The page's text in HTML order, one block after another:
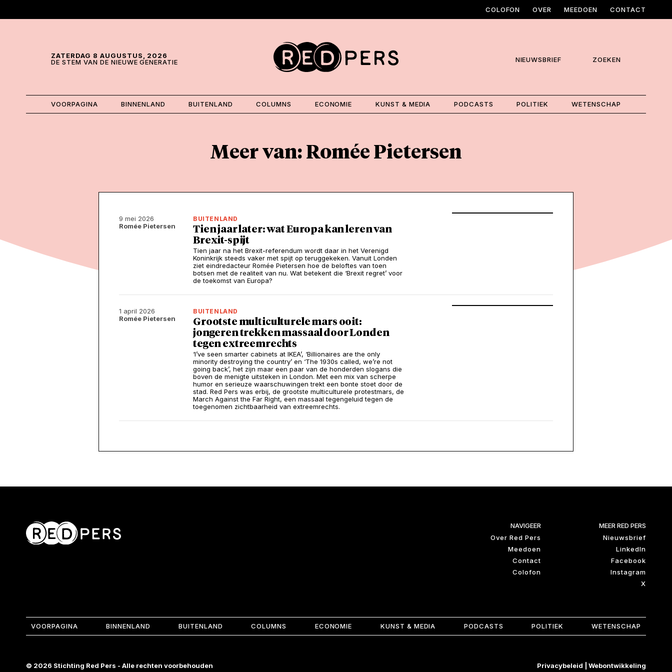
COLOFON OVER MEEDOEN CONTACT
ZATERDAG 8 AUGUSTUS, 2026
DE STEM VAN DE NIEUWE GENERATIE
NIEUWSBRIEF ZOEKEN
VOORPAGINA BINNENLAND BUITENLAND COLUMNS ECONOMIE KUNST & MEDIA PODCASTS POLITIEK WETENSCHAP
Meer van: Romée Pietersen
9 mei 2026
Romée Pietersen
BUITENLAND
Tien jaar later: wat Europa kan leren van
Brexit-spijt
Tien jaar na het Brexit-referendum wordt daar in het Verenigd
Koninkrijk steeds vaker met spijt op teruggekeken. Vanuit Londen
ziet eindredacteur Romée Pietersen hoe de beloftes van toen
botsen met de realiteit van nu. Wat betekent die ‘Brexit regret’ voor
de toekomst van Europa?
1 april 2026
Romée Pietersen
BUITENLAND
Grootste multiculturele mars ooit:
jongeren trekken massaal door Londen
tegen extreemrechts
‘I’ve seen smarter cabinets at IKEA’, ‘Billionaires are the only
minority destroying the country’ en ‘The 1930s called, we’re not
going back’, het zijn maar een paar van de honderden slogans die
boven de menigte uitsteken in London. Met een mix van scherpe
humor en serieuze waarschuwingen trekt een bonte stoet door de
stad. Red Pers was erbij, de grootste multiculturele protestmars, de
March Against the Far Right, een massaal tegengeluid tegen de
toegenomen zichtbaarheid van extreemrechts.
NAVIGEER
Over Red Pers
Meedoen
Contact
Colofon
MEER RED PERS
Nieuwsbrief
LinkedIn
Facebook
Instagram
X
VOORPAGINA BINNENLAND BUITENLAND COLUMNS ECONOMIE KUNST & MEDIA PODCASTS POLITIEK WETENSCHAP
© 2026 Stichting Red Pers - Alle rechten voorbehouden Privacybeleid Webontwikkeling